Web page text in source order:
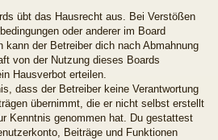
übt das Hausrecht aus. Bei Verstößen
oder anderer im Board
kann der Betreiber dich nach Abmahnung
von der Nutzung dieses Boards
Hausverbot erteilen.
dass der Betreiber keine Verantwortung
übernimmt, die er nicht selbst erstellt
Kenntnis genommen hat. Du gestattest
Beiträge und Funktionen